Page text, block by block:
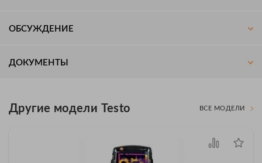
ОБСУЖДЕНИЕ
ДОКУМЕНТЫ
Другие модели Testo ВСЕ МОДЕЛИ